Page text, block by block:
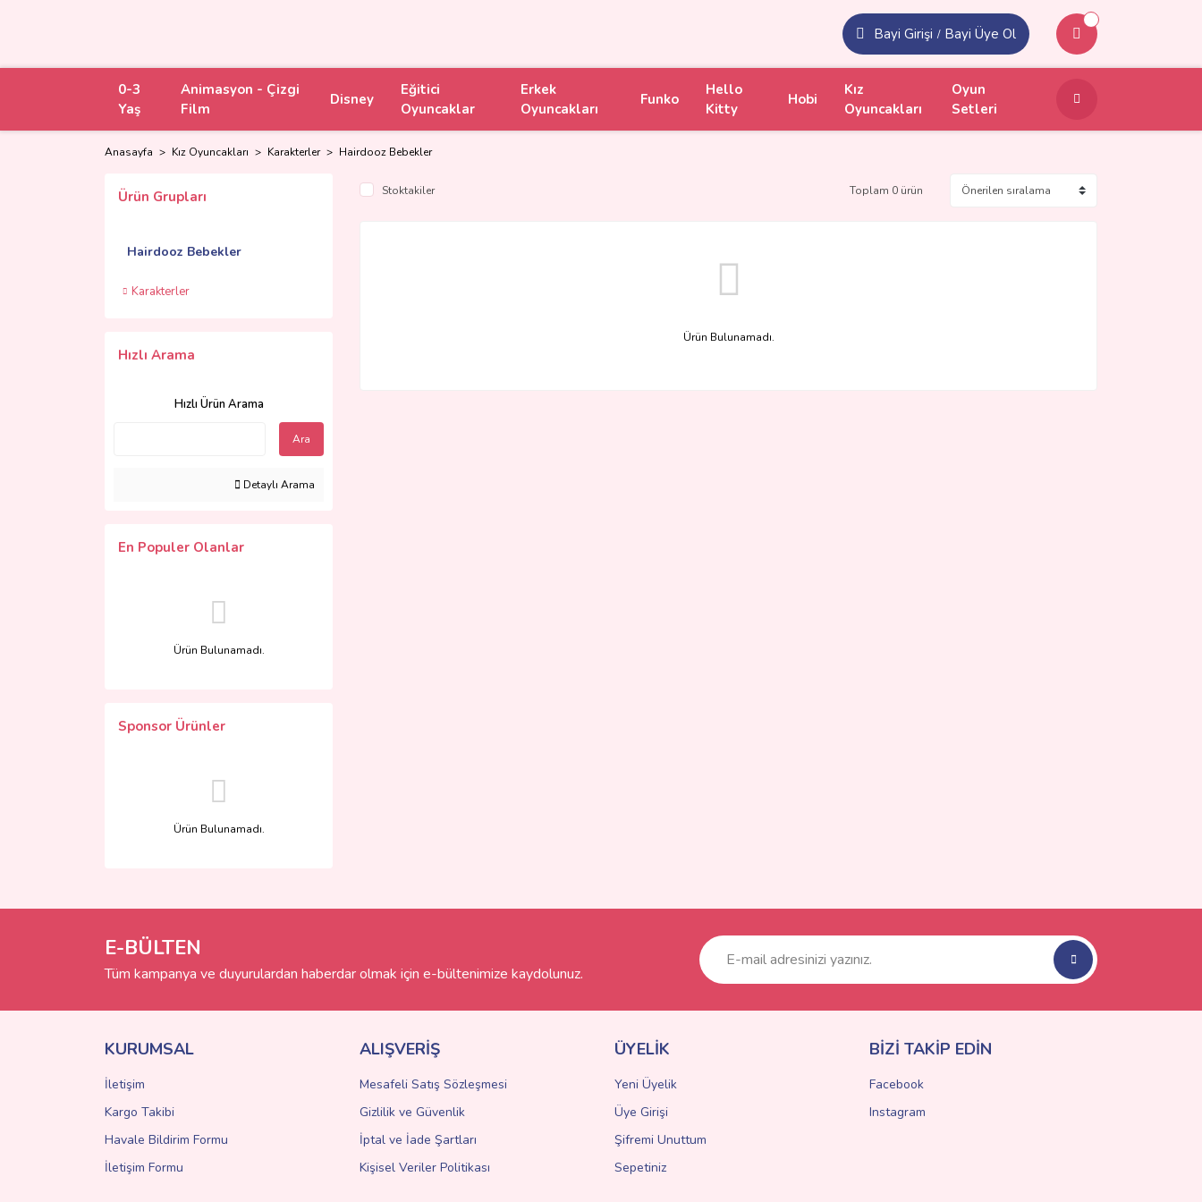
Bayi Girişi / Bayi Üye Ol
0-3
Yaş
Animasyon - Çizgi
Film
Disney
Eğitici
Oyuncaklar
Erkek
Oyuncakları
Funko
Hello
Kitty
Hobi
Kız
Oyuncakları
Oyun
Setleri
Anasayfa Kız Oyuncakları Karakterler Hairdooz Bebekler
Ürün Grupları
Hairdooz Bebekler
Karakterler
Hızlı Arama
Hızlı Ürün Arama
Ara
Detaylı Arama
En Populer Olanlar
Ürün Bulunamadı.
Sponsor Ürünler
Ürün Bulunamadı.
Stoktakiler Toplam 0 ürün
Ürün Bulunamadı.
E-BÜLTEN
Tüm kampanya ve duyurulardan haberdar olmak için e-bültenimize kaydolunuz.
KURUMSAL
İletişim
Kargo Takibi
Havale Bildirim Formu
İletişim Formu
ALIŞVERİŞ
Mesafeli Satış Sözleşmesi
Gizlilik ve Güvenlik
İptal ve İade Şartları
Kişisel Veriler Politikası
ÜYELİK
Yeni Üyelik
Üye Girişi
Şifremi Unuttum
Sepetiniz
BİZİ TAKİP EDİN
Facebook
Instagram